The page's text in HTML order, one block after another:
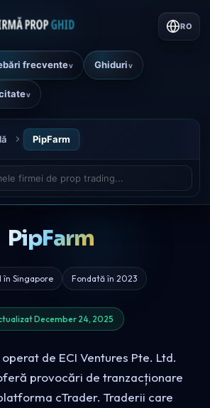
frecventev Ghiduriv
v
RO
PipFarm
PipFarm
în Singapore Fondată în 2023
December 24, 2025
de ECI Ventures Pte. Ltd.
provocări de tranzacționare
cTrader. Traderii care